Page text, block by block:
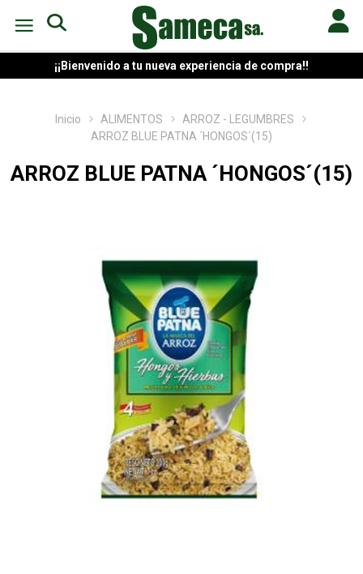
¡¡Bienvenido a tu nueva experiencia de compra!!
Inicio ALIMENTOS
ARROZ - LEGUMBRES
ARROZ BLUE PATNA ´HONGOS´(15)
ARROZ BLUE PATNA ´HONGOS´(15)